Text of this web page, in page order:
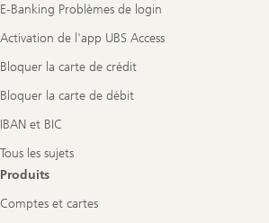
E-Banking Problèmes de login
Activation de l'app UBS Access
Bloquer la carte de crédit
Bloquer la carte de débit
IBAN et BIC
Tous les sujets
Produits
Comptes et cartes